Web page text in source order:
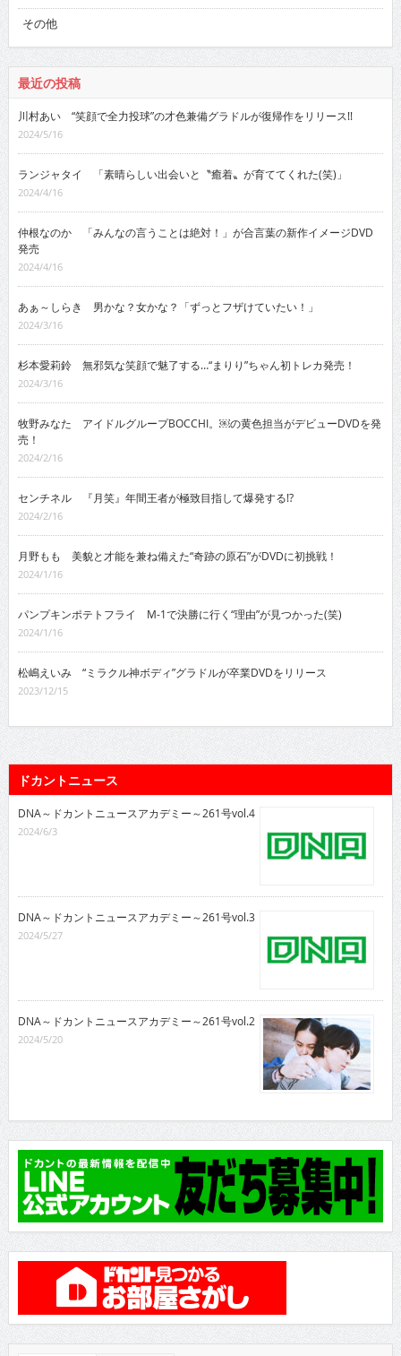
その他
最近の投稿
川村あい “笑顔で全力投球”の才色兼備グラドルが復帰作をリリース!!
2024/5/16
ランジャタイ 「素晴らしい出会いと〝癒着〟が育ててくれた(笑)」
2024/4/16
仲根なのか 「みんなの言うことは絶対！」が合言葉の新作イメージDVD
発売
2024/4/16
あぁ～しらき 男かな？女かな？「ずっとフザけていたい！」
2024/3/16
杉本愛莉鈴 無邪気な笑顔で魅了する…“まりり”ちゃん初トレカ発売！
2024/3/16
牧野みなた アイドルグループBOCCHI。￼の黄色担当がデビューDVDを発
売！
2024/2/16
センチネル 『月笑』年間王者が極致目指して爆発する!?
2024/2/16
月野もも 美貌と才能を兼ね備えた“奇跡の原石”がDVDに初挑戦！
2024/1/16
パンプキンポテトフライ M-1で決勝に行く“理由”が見つかった(笑)
2024/1/16
松嶋えいみ “ミラクル神ボディ”グラドルが卒業DVDをリリース
2023/12/15
ドカントニュース
DNA～ドカントニュースアカデミー～261号vol.4
2024/6/3
DNA～ドカントニュースアカデミー～261号vol.3
2024/5/27
DNA～ドカントニュースアカデミー～261号vol.2
2024/5/20